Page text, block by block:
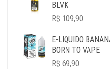
BLVK
R$ 109,90
E-LIQUIDO
BORN TO VAPE
R$ 69,90